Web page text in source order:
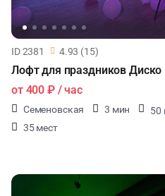
ID 2381 4.93 (15)
Лофт для праздников Диско
от 400 ₽/ час
Семеновская 3 мин 50
35 мест